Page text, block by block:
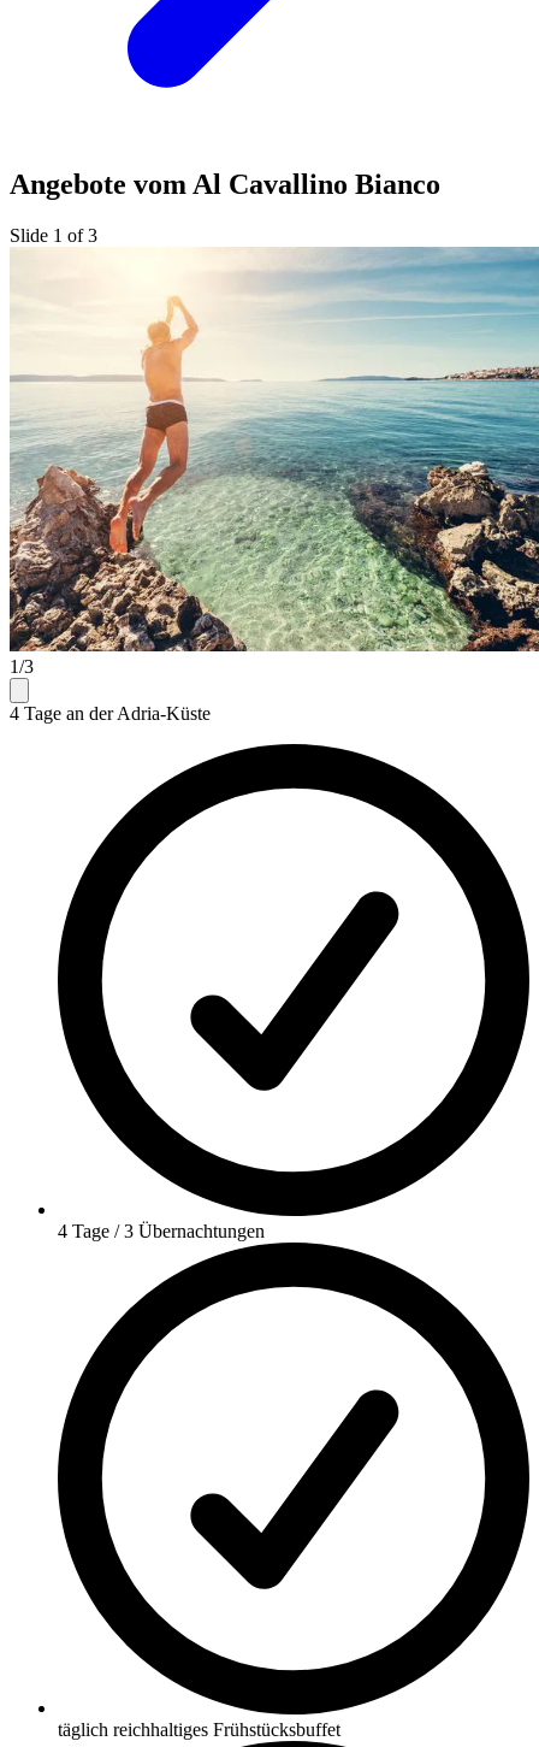
Angebote vom Al Cavallino Bianco
Slide 1 of 3
1/3
4 Tage an der Adria-Küste
4 Tage / 3 Übernachtungen
täglich reichhaltiges Frühstücksbuffet